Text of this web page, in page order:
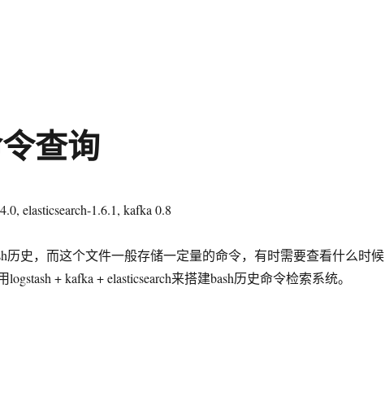
查询
elasticsearch-1.6.1, kafka 0.8
历史，而这个文件一般存储一定量的命令，有时需要查看什么时候
+ kafka + elasticsearch来搭建bash历史命令检索系统。